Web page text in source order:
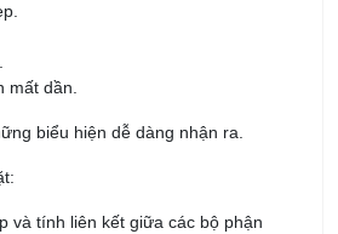
mất dần.
biểu hiện dễ dàng nhận ra.
và tính liên kết giữa các bộ phận